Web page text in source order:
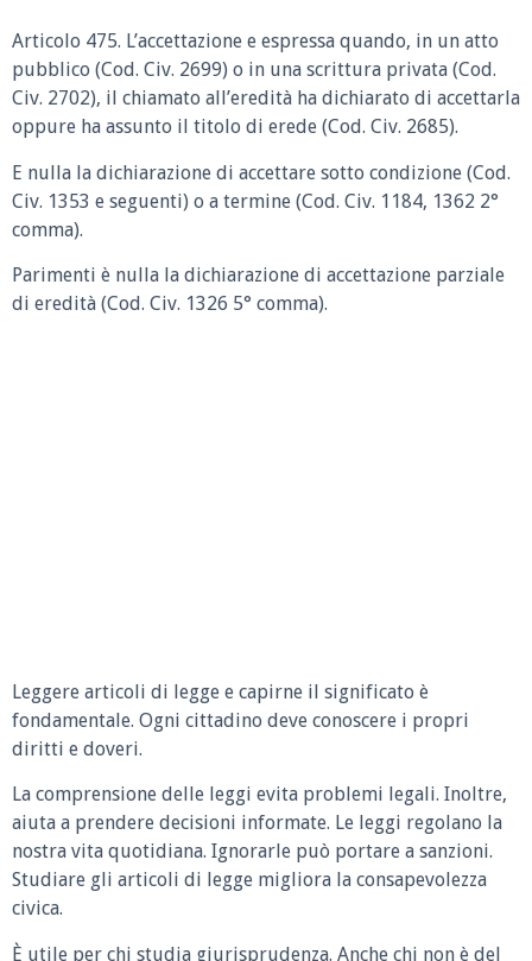
Articolo 475. L’accettazione e espressa quando, in un atto
pubblico (Cod. Civ. 2699) o in una scrittura privata (Cod.
Civ. 2702), il chiamato all’eredità ha dichiarato di accettarla
oppure ha assunto il titolo di erede (Cod. Civ. 2685).
E nulla la dichiarazione di accettare sotto condizione (Cod.
Civ. 1353 e seguenti) o a termine (Cod. Civ. 1184, 1362 2°
comma).
Parimenti è nulla la dichiarazione di accettazione parziale
di eredità (Cod. Civ. 1326 5° comma).
Leggere articoli di legge e capirne il significato è
fondamentale. Ogni cittadino deve conoscere i propri
diritti e doveri.
La comprensione delle leggi evita problemi legali. Inoltre,
aiuta a prendere decisioni informate. Le leggi regolano la
nostra vita quotidiana. Ignorarle può portare a sanzioni.
Studiare gli articoli di legge migliora la consapevolezza
civica.
È utile per chi studia giurisprudenza. Anche chi non è del